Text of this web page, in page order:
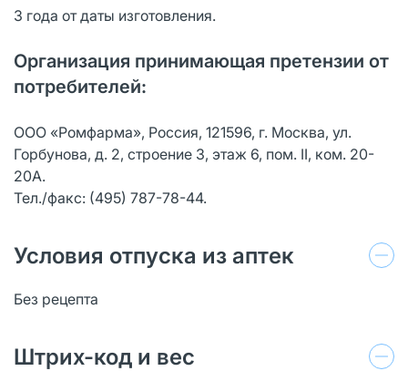
3 года от даты изготовления.
Организация принимающая претензии от
потребителей:
ООО «Ромфарма», Россия, 121596, г. Москва, ул.
Горбунова, д. 2, строение 3, этаж 6, пом. II, ком. 20-
20А.
Тел./факс: (495) 787-78-44.
Условия отпуска из аптек
Без рецепта
Штрих-код и вес